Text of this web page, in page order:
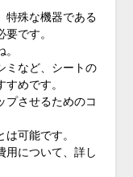
特殊な機器である
です。
ミなど、シートの
めです。
プさせるためのコ
可能です。
用について、詳し